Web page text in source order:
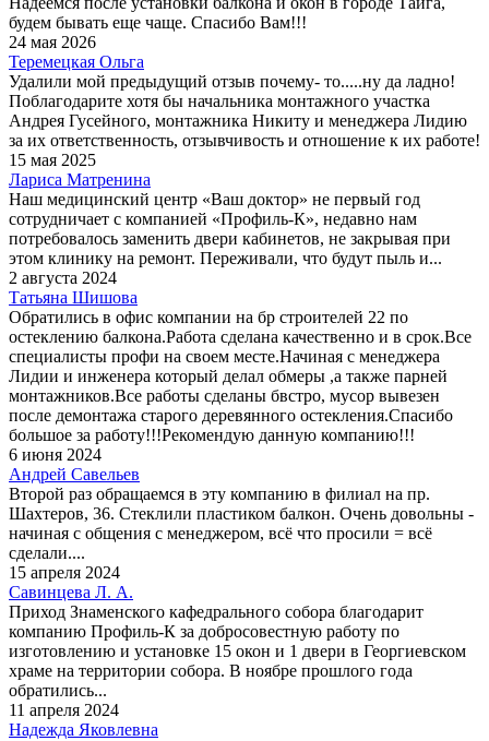
будем бывать еще чаще. Спасибо Вам!!!
24 мая 2026
Теремецкая Ольга
Удалили мой предыдущий отзыв почему- то.....ну да ладно!
Поблагодарите хотя бы начальника монтажного участка
Андрея Гусейного, монтажника Никиту и менеджера Лидию
за их ответственность, отзывчивость и отношение к их работе!
15 мая 2025
Лариса Матренина
Наш медицинский центр «Ваш доктор» не первый год
сотрудничает с компанией «Профиль-К», недавно нам
потребовалось заменить двери кабинетов, не закрывая при
этом клинику на ремонт. Переживали, что будут пыль и...
2 августа 2024
Татьяна Шишова
Обратились в офис компании на бр строителей 22 по
остеклению балкона.Работа сделана качественно и в срок.Все
специалисты профи на своем месте.Начиная с менеджера
Лидии и инженера который делал обмеры ,а также парней
монтажников.Все работы сделаны бвстро, мусор вывезен
после демонтажа старого деревянного остекления.Спасибо
большое за работу!!!Рекомендую данную компанию!!!
6 июня 2024
Андрей Савельев
Второй раз обращаемся в эту компанию в филиал на пр.
Шахтеров, 36. Стеклили пластиком балкон. Очень довольны -
начиная с общения с менеджером, всё что просили = всё
сделали....
15 апреля 2024
Савинцева Л. А.
Приход Знаменского кафедрального собора благодарит
компанию Профиль-К за добросовестную работу по
изготовлению и установке 15 окон и 1 двери в Георгиевском
храме на территории собора. В ноябре прошлого года
обратились...
11 апреля 2024
Надежда Яковлевна